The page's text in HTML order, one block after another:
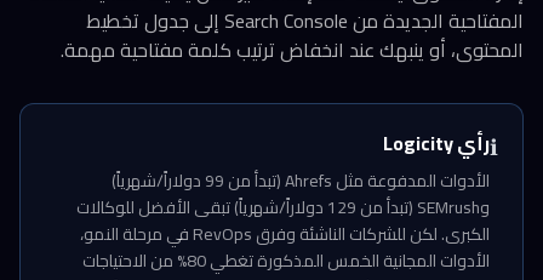
المفتاحية الجديدة من Search Console إلى جدول تخطيط
المحتوى، أو ينبهك عند انخفاض ترتيب كلمة مفتاحية مهمة.
ℹ️رأي Logicity
الأدوات المدفوعة مثل Ahrefs (تبدأ من 99 دولاراً/شهرياً)
وSEMrush (تبدأ من 129 دولاراً/شهرياً) تبقى الأفضل للوكالات
الكبرى. لكن للشركات الناشئة وفرق RevOps في مرحلة النمو،
الأدوات المجانية الخمس المذكورة تغطي 80% من الاحتياجات